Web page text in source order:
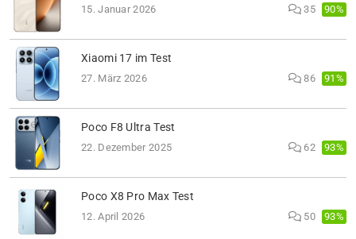
15. Januar 2026 35 90%
Xiaomi 17 im Test
27. März 2026 86 91%
Poco F8 Ultra Test
22. Dezember 2025 62 93%
Poco X8 Pro Max Test
12. April 2026 50 93%